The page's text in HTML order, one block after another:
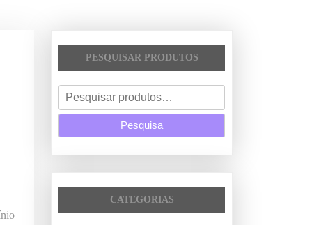
PESQUISAR PRODUTOS
e
Pesquisa
CATEGORIAS